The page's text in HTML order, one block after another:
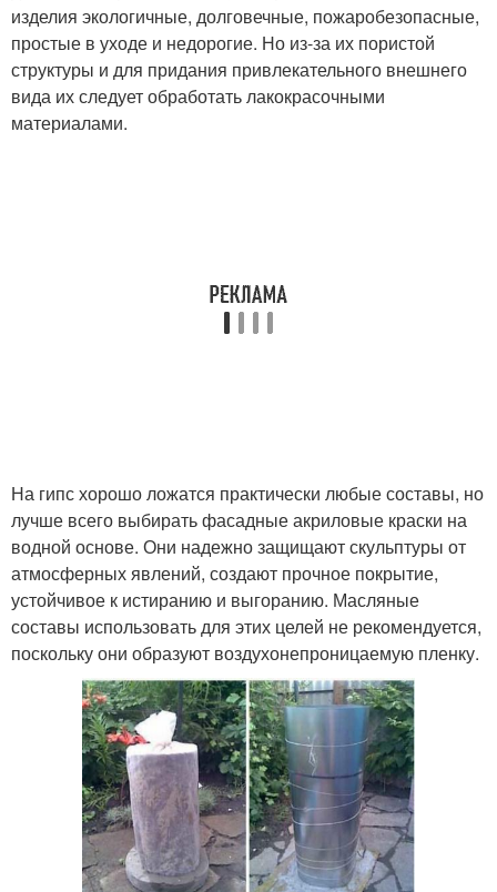
изделия экологичные, долговечные, пожаробезопасные,
простые в уходе и недорогие. Но из-за их пористой
структуры и для придания привлекательного внешнего
вида их следует обработать лакокрасочными
материалами.
На гипс хорошо ложатся практически любые составы, но
лучше всего выбирать фасадные акриловые краски на
водной основе. Они надежно защищают скульптуры от
атмосферных явлений, создают прочное покрытие,
устойчивое к истиранию и выгоранию. Масляные
составы использовать для этих целей не рекомендуется,
поскольку они образуют воздухонепроницаемую пленку.